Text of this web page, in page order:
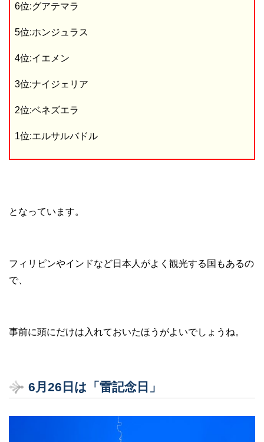
6位:グアテマラ
5位:ホンジュラス
4位:イエメン
3位:ナイジェリア
2位:ベネズエラ
1位:エルサルバドル
となっています。
フィリピンやインドなど日本人がよく観光する国もあるの
で、
事前に頭にだけは入れておいたほうがよいでしょうね。
6月26日は「雷記念日」